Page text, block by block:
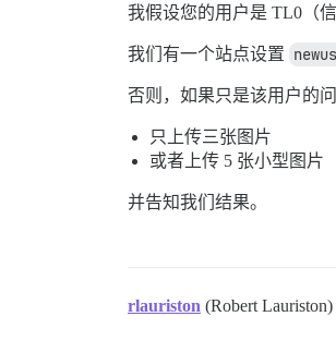
我假设您的用户是 TL0（信
我们有一个站点设置
否则，如果只是该用户的
只上传三张图片
或者上传 5 张小型图片
并告知我们结果。
rlauriston (Robert Lauriston)